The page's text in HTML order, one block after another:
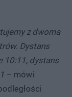
z dwoma
Dystans
10:11, dystans
– mówi